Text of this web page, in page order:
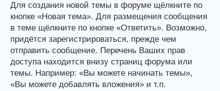
Для создания новой темы в форуме щёлкните по
кнопке «Новая тема». Для размещения сообщения
в теме щёлкните по кнопке «Ответить». Возможно,
придётся зарегистрироваться, прежде чем
отправить сообщение. Перечень Ваших прав
доступа находится внизу страниц форума или
темы. Например: «Вы можете начинать темы»,
«Вы можете добавлять вложения» и т.п.